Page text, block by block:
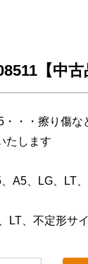
【中古
・・擦り傷な
たします
A5、LG、LT、
、不定形サイ